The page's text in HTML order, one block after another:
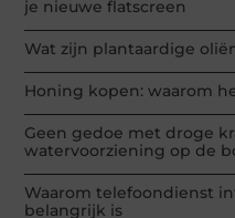
je nieuwe flatscreen
Wat zijn plantaardige
Honing kopen: waarom
Geen gedoe met droge
watervoorziening op de
Waarom telefoondienst
belangrijk is